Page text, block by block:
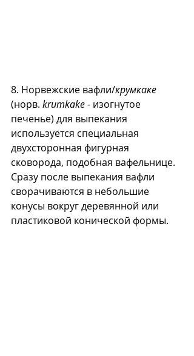
8. Норвежские вафли/крумкаке
(норв. krumkake - изогнутое
печенье) для выпекания
используется специальная
двухсторонная фигурная
сковорода, подобная вафельнице.
Сразу после выпекания вафли
сворачиваются в небольшие
конусы вокруг деревянной или
пластиковой конической формы.